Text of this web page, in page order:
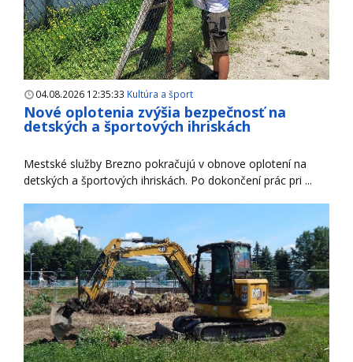
04.08.2026 12:35:33 Kultúra a šport
Nové oplotenia zvýšia bezpečnosť na
detských a športových ihriskách
Mestské služby Brezno pokračujú v obnove oplotení na
detských a športových ihriskách. Po dokončení prác pri ...